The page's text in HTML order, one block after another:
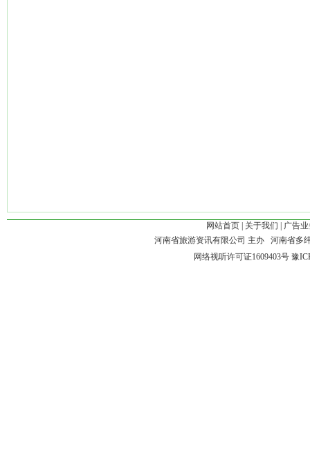
网站首页 关于我们
广告
河南省旅游资讯有限公司 主办 河南省多
网络视听许可证1609403号豫